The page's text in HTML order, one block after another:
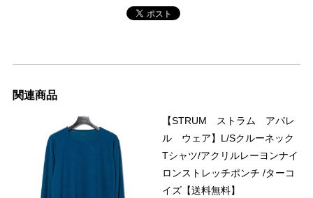
関連商品
【STRUM ストラム アパレ
ル ウェア】L/Sクルーネック
Tシャツ/アクリルレーヨンナイ
ロンストレッチポンチ /ターコ
イズ【送料無料】